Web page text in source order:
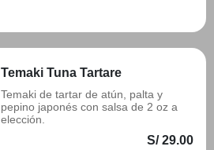
Temaki Tuna Tartare
Temaki de tartar de atún, palta y
pepino japonés con salsa de 2 oz a
elección.
S/ 29.00